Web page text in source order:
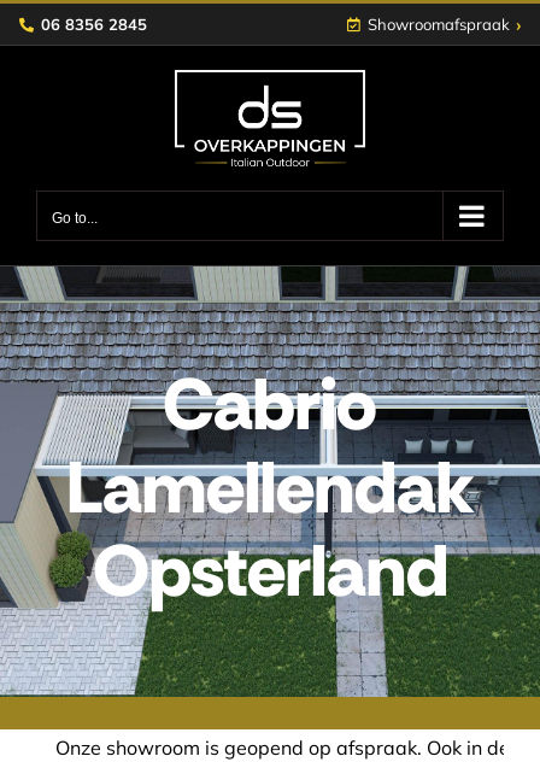
Skip
to
06 8356 2845 Showroomafspraak ›
Go to...
Cabrio
Lamellendak
Opsterland
geopend op afspraak. Ook in de avond of in het